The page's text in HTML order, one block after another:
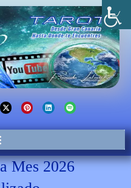
Mes 2026